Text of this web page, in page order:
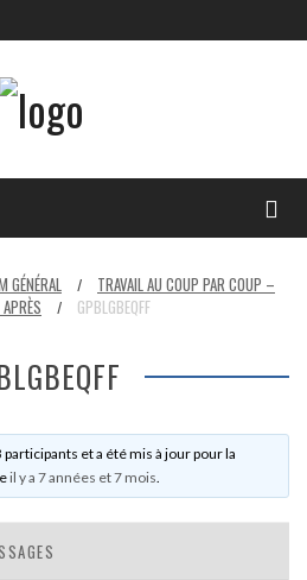
GÉNÉRAL /
TRAVAIL AU COUP PAR COUP –
/ GPBLGBEQFF
et a été mis à jour pour la
il y a 7 années et 7 mois.